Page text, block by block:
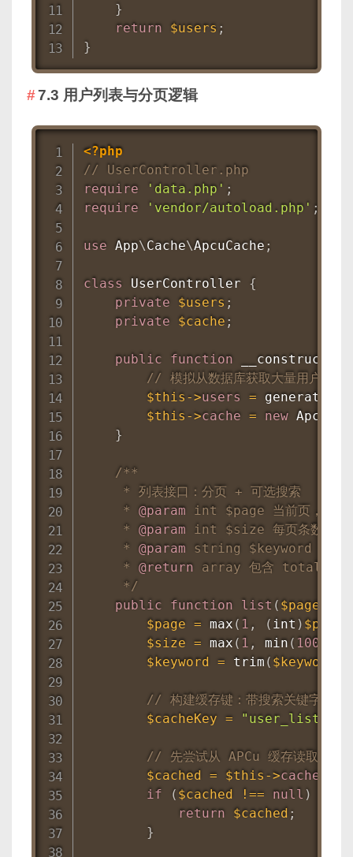
}
return
$users ;
}
7.3 用户列表与分页逻辑
<?php
// UserController.php
require
'data.php' ;
require
'vendor/autoload.php' ;
use App\Cache\ApcuCache ;
class UserController
{
private
$users ;
private
$cache ;
public function __construct
// 模拟从数据库获取大量用户
$this ->users =
$this ->cache = new
}
/**
     * 列表接口：分页 + 可选搜索
     *
@param int $page 当前页，默认
     *
@param int $size 每页条数，默
     *
@param string $keyword 搜索
     *
@return array 包含 total、
     */
public
function list ( $page
$page = max ( 1 , ( int ) $page
$size = max ( 1 , min ( 100
$keyword
= trim ( $keyword
// 构建缓存键：带搜索关键字，否
$cacheKey = "user_list_
// 先尝试从 APCu 缓存读取
$cached
= $this ->cache
if
( $cached !== null )
return
$cached ;
}